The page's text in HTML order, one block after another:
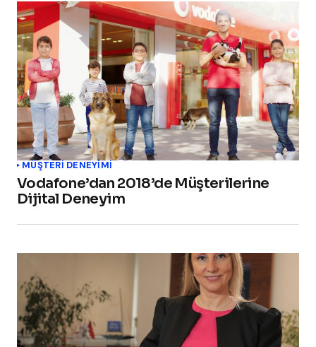
MÜŞTERI DENEYIMI
Vodafone’dan 2018’de Müşterilerine
Dijital Deneyim